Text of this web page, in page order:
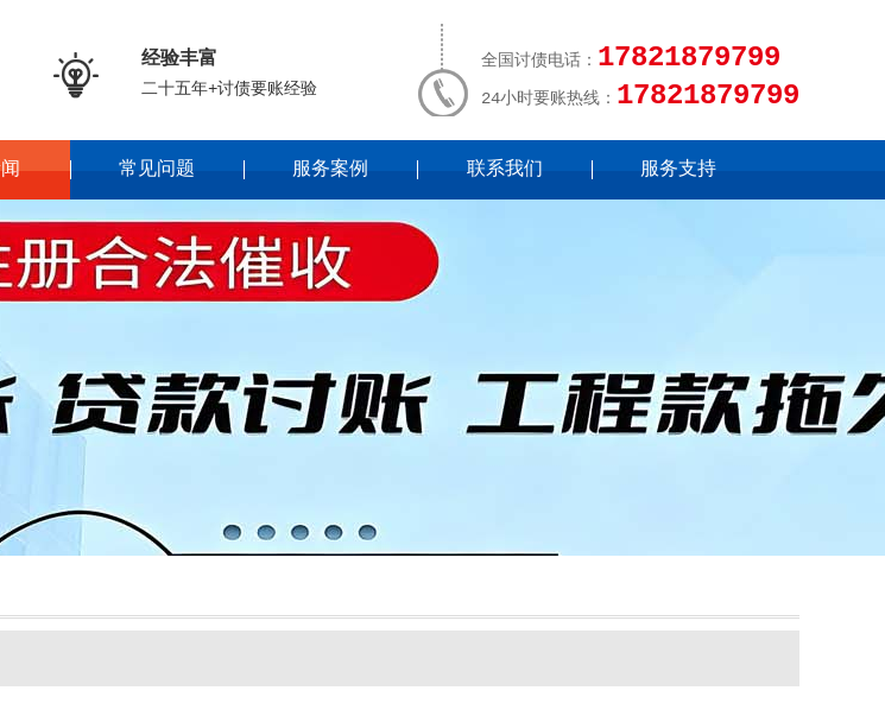
 经验丰富
二十五年+讨债要账经验
全国讨债电话： 17821879799
24小时要账热线： 17821879799
常见问题 服务案例 联系我们 服务支持